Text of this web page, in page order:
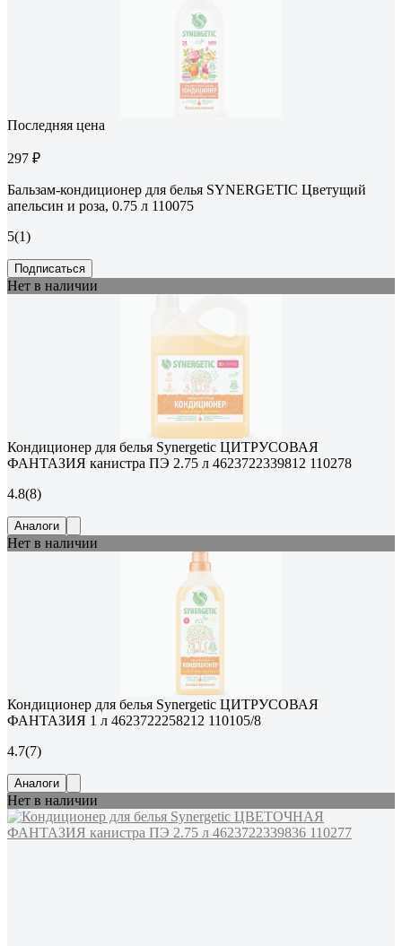
Последняя цена
297 ₽
Бальзам-кондиционер для белья SYNERGETIC Цветущий
апельсин и роза, 0.75 л 110075
5(1)
Подписаться
Нет в наличии
Кондиционер для белья Synergetic ЦИТРУСОВАЯ
ФАНТАЗИЯ канистра ПЭ 2.75 л 4623722339812 110278
4.8(8)
Аналоги
Нет в наличии
Кондиционер для белья Synergetic ЦИТРУСОВАЯ
ФАНТАЗИЯ 1 л 4623722258212 110105/8
4.7(7)
Аналоги
Нет в наличии